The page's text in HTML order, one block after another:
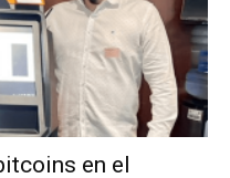
en el